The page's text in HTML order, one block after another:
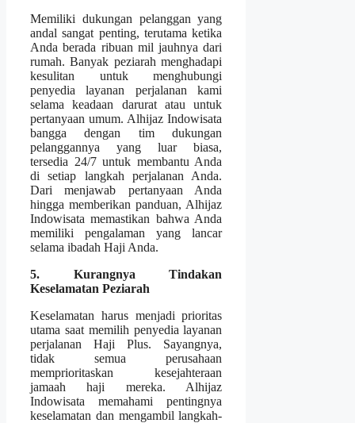
Memiliki dukungan pelanggan yang
andal sangat penting, terutama ketika
Anda berada ribuan mil jauhnya dari
rumah. Banyak peziarah menghadapi
kesulitan untuk menghubungi
penyedia layanan perjalanan kami
selama keadaan darurat atau untuk
pertanyaan umum. Alhijaz Indowisata
bangga dengan tim dukungan
pelanggannya yang luar biasa,
tersedia 24/7 untuk membantu Anda
di setiap langkah perjalanan Anda.
Dari menjawab pertanyaan Anda
hingga memberikan panduan, Alhijaz
Indowisata memastikan bahwa Anda
memiliki pengalaman yang lancar
selama ibadah Haji Anda.
5. Kurangnya Tindakan
Keselamatan Peziarah
Keselamatan harus menjadi prioritas
utama saat memilih penyedia layanan
perjalanan Haji Plus. Sayangnya,
tidak semua perusahaan
memprioritaskan kesejahteraan
jamaah haji mereka. Alhijaz
Indowisata memahami pentingnya
keselamatan dan mengambil langkah-